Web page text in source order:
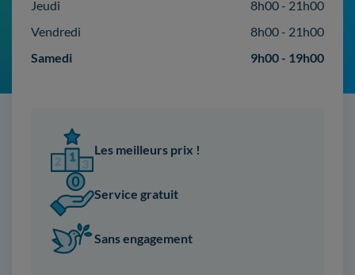
Jeudi
8h00 - 21h00
Vendredi
8h00 - 21h00
Samedi
9h00 - 19h00
Les meilleurs prix !
Service gratuit
Sans engagement